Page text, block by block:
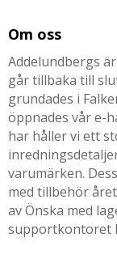
Om oss
Addelundbergs
går tillbaka till
grundades i
öppnades vår e-
har håller vi ett
varumärken.
med tillbehör
av Önska med
supportkontoret